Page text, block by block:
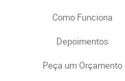
Como Funciona
Depoimentos
Peça um Orçamento